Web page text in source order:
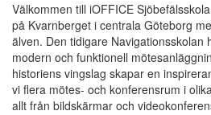
Välkommen till iOFFICE
på Kvarnberget i centrala Göteborg
älven. Den tidigare Navigationsskolan
modern och funktionell
historiens vingslag skapar en
vi flera mötes- och konferensrum i
allt från bildskärmar och